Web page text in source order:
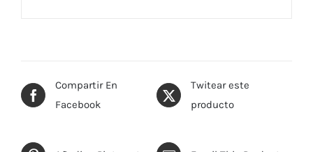
Compartir En
Facebook
Twitear este
producto